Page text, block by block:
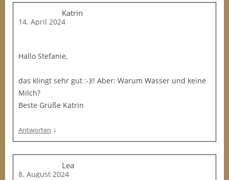
Katrin
14. April 2024
Hallo Stefanie,
das klingt sehr gut :-)!! Aber: Warum Wasser und keine
Milch?
Beste Grüße Katrin
Antworten ↓
Lea
8. August 2024